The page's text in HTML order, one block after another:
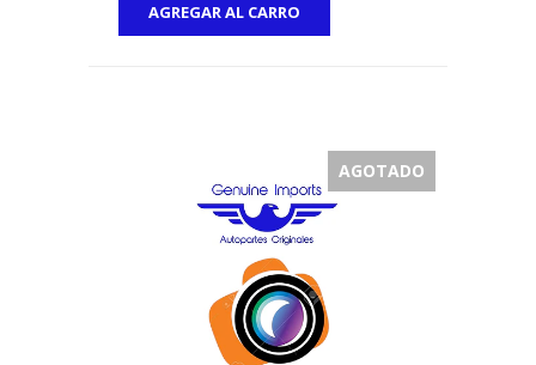
AGOTADO